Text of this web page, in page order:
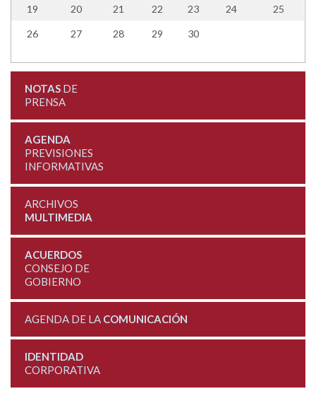
19 20 21 22 23 24 25
26 27 28 29 30
NOTASDE
PRENSA
AGENDA
PREVISIONES
INFORMATIVAS
ARCHIVOS
MULTIMEDIA
ACUERDOS
CONSEJO DE
GOBIERNO
AGENDA DE LA COMUNICACIÓN
IDENTIDAD
CORPORATIVA